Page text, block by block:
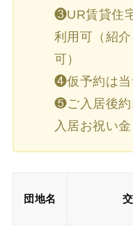
❸UR賃貸住
利用可（紹
可）
❹仮予約は当
❺ご入居後約
入居お祝い
団地名